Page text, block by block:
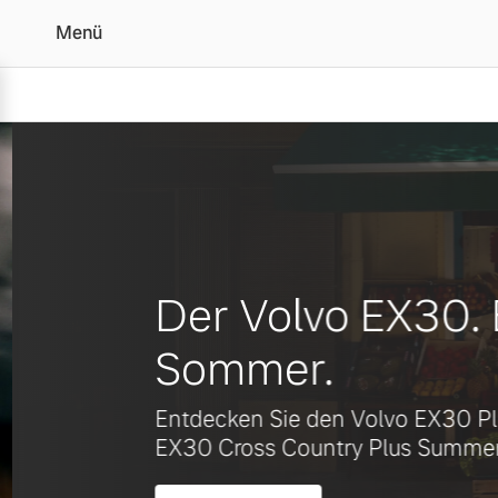
Ihr Volvo Händler in
Menü
Plug-in Hybrid
Der Volvo EX30.
Sommer.
Entdecken Sie den Volvo EX30
EX30 Cross Country Plus